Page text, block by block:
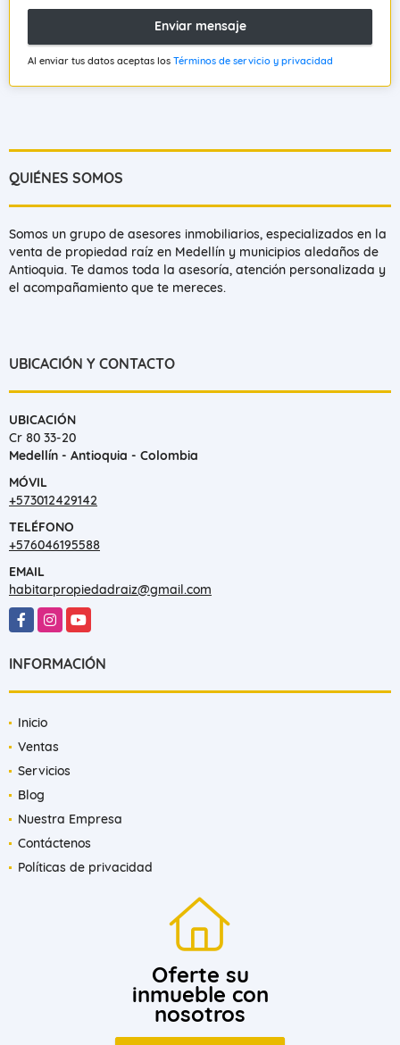
Enviar mensaje
Al enviar tus datos aceptas los Términos de servicio y privacidad
QUIÉNES SOMOS
Somos un grupo de asesores inmobiliarios, especializados en la
venta de propiedad raíz en Medellín y municipios aledaños de
Antioquia. Te damos toda la asesoría, atención personalizada y
el acompañamiento que te mereces.
UBICACIÓN Y CONTACTO
UBICACIÓN
Cr 80 33-20
Medellín - Antioquia - Colombia
MÓVIL
+573012429142
TELÉFONO
+576046195588
EMAIL
habitarpropiedadraiz@gmail.com
FacebookInstagram
YouTube
INFORMACIÓN
Inicio
Ventas
Servicios
Blog
Nuestra Empresa
Contáctenos
Políticas de privacidad
Oferte su
inmueble con
nosotros